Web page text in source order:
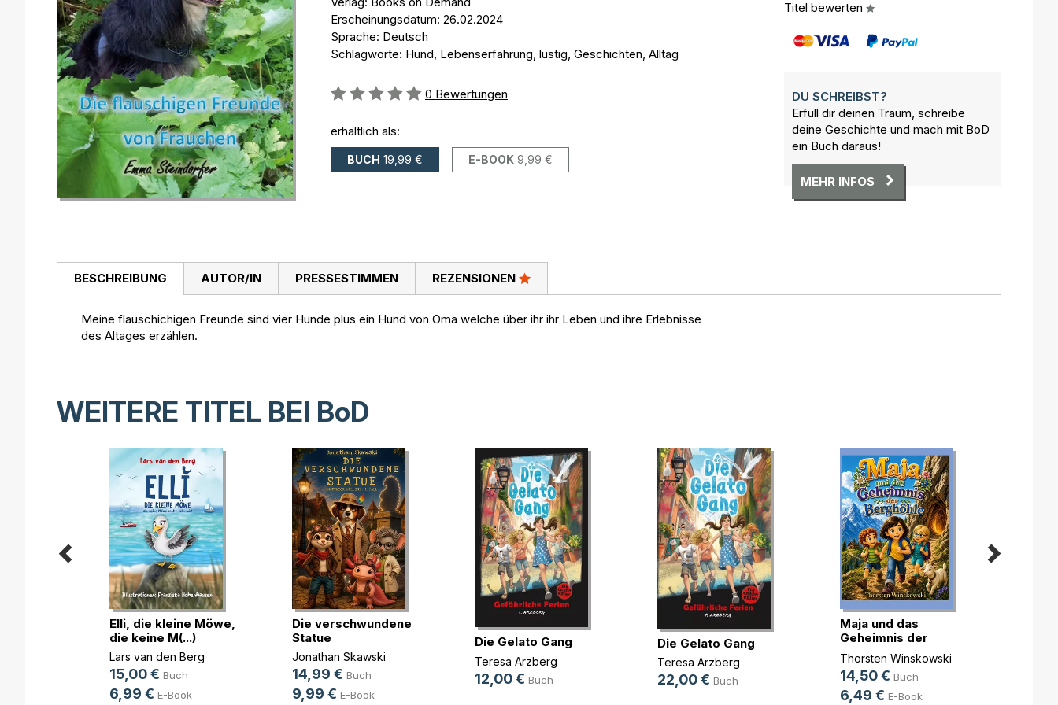
Erscheinungsdatum: 26.02.2024
Sprache: Deutsch
Schlagworte: Hund, Lebenserfahrung, lustig, Geschichten, Alltag
Bewertung::
0 Bewertungen
erhältlich als:
BUCH 19,99 € E-BOOK 9,99 €
Titel bewerten
DU SCHREIBST?
Erfüll dir deinen Traum, schreibe
deine Geschichte und mach mit BoD
ein Buch daraus!
MEHR INFOS
BESCHREIBUNG
Meine flauschichigen Freunde sind vier Hunde plus ein Hund von Oma welche über ihr ihr Leben und ihre Erlebnisse
des Altages erzählen.
AUTOR/IN PRESSESTIMMEN REZENSIONEN
WEITERE TITEL BEI BoD
Elli, die kleine Möwe,
die keine M(...)
Lars van den Berg
15,00 € Buch
6,99 € E-Book
Die verschwundene
Statue
Jonathan Skawski
14,99 € Buch
9,99 € E-Book
Die Gelato Gang
Teresa Arzberg
12,00 € Buch
Die Gelato Gang
Teresa Arzberg
22,00 € Buch
Maja und das
Geheimnis der
Berghöhle
Thorsten Winskowski
14,50 € Buch
6,49 € E-Book